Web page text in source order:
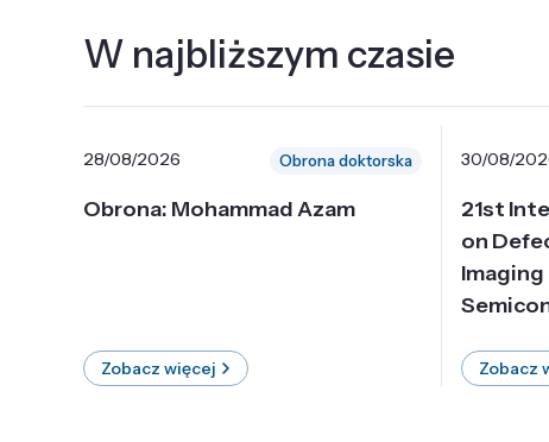
W najbliższym czasie
28/08/2026 Obrona doktorska
Obrona: Mohammad Azam
Zobacz więcej
30/08/
21st
on
Imaging
Zobacz